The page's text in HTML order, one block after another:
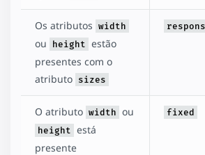
Os atributos width
ou height estão
presentes com o
atributo sizes
O atributo width ou
height está
presente
fixed